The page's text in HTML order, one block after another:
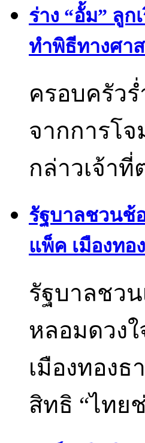
ร่าง “อั้ม” ลู
ทำพิธีทางศา
ครอบครัวร่
จากการโ
กล่าวเจ้า
รัฐบาลชวนช้
แพ็ค เมืองทอ
รัฐบาลชว
หลอมดวง
เมืองทอง
สิทธิ “ไทย